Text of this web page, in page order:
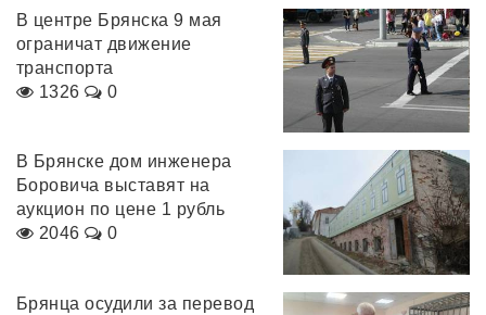
В центре Брянска 9 мая
ограничат движение
транспорта
1326
0
В Брянске дом инженера
Боровича выставят на
аукцион по цене 1 рубль
2046
0
Брянца осудили за перевод